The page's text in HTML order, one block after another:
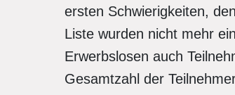
ersten Schwierigkeiten,
Liste wurden nicht mehr
Erwerbslosen auch
Gesamtzahl der